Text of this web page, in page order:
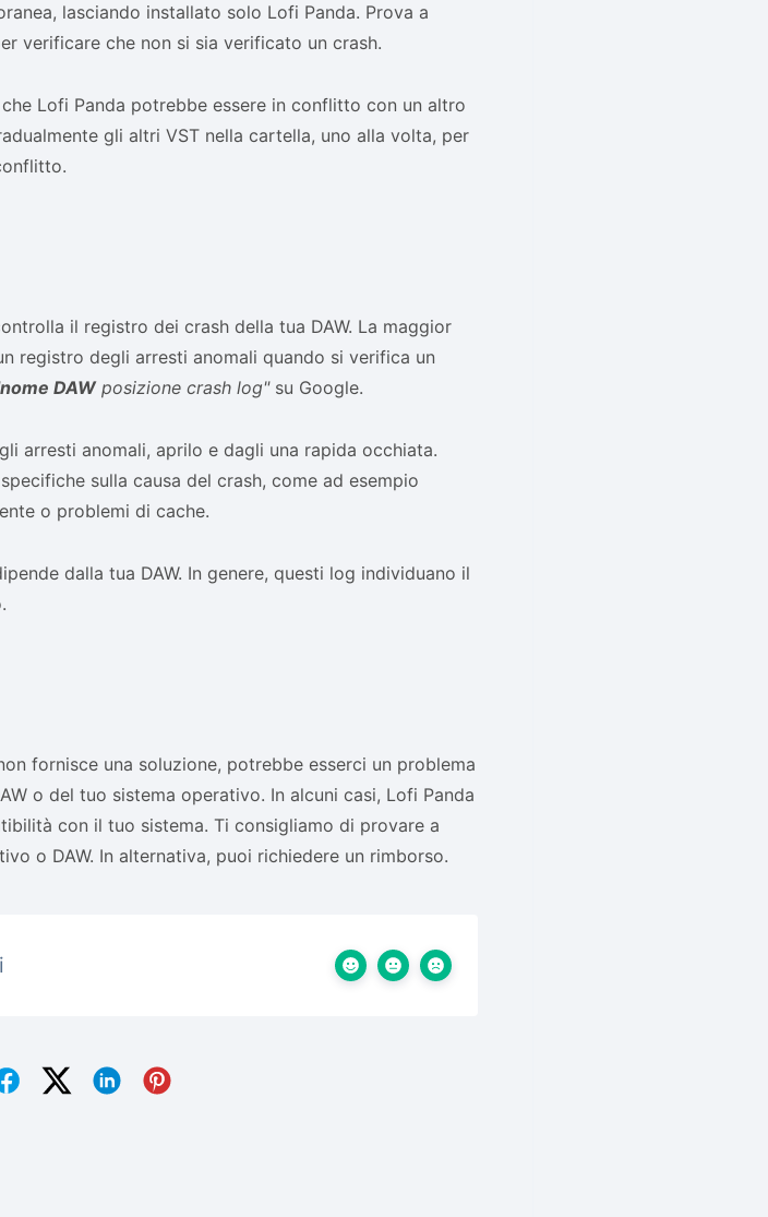
lasciando installato solo Lofi Panda. Prova a
verificare che non si sia verificato un crash.
Lofi Panda potrebbe essere in conflitto con un altro
gli altri VST nella cartella, uno alla volta, per
il registro dei crash della tua DAW. La maggior
registro degli arresti anomali quando si verifica un
nome DAWposizione crash log"su Google.
arresti anomali, aprilo e dagli una rapida occhiata.
sulla causa del crash, come ad esempio
o problemi di cache.
dalla tua DAW. In genere, questi log individuano il
fornisce una soluzione, potrebbe esserci un problema
o del tuo sistema operativo. In alcuni casi, Lofi Panda
con il tuo sistema. Ti consigliamo di provare a
o DAW. In alternativa, puoi richiedere un rimborso.